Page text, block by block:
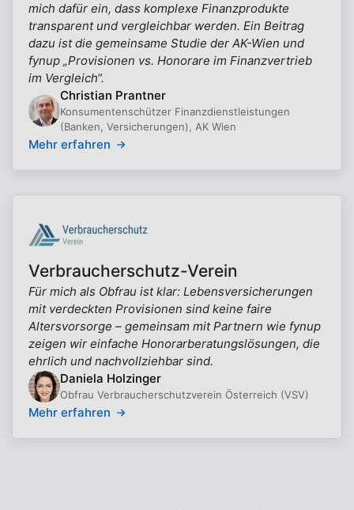
mich dafür ein, dass komplexe Finanzprodukte
transparent und vergleichbar werden. Ein Beitrag
dazu ist die gemeinsame Studie der AK-Wien und
fynup „Provisionen vs. Honorare im Finanzvertrieb
im Vergleich“.
Christian Prantner
Konsumentenschützer Finanzdienstleistungen
(Banken, Versicherungen), AK Wien
Mehr erfahren
Verbraucherschutz-Verein
Für mich als Obfrau ist klar: Lebensversicherungen
mit verdeckten Provisionen sind keine faire
Altersvorsorge – gemeinsam mit Partnern wie fynup
zeigen wir einfache Honorarberatungslösungen, die
ehrlich und nachvollziehbar sind.
Daniela Holzinger
Obfrau Verbraucherschutzverein Österreich (VSV)
Mehr erfahren